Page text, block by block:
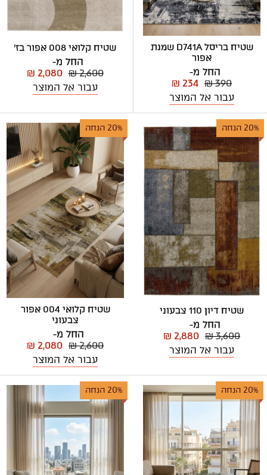
שטיח בריסל D741A שמנת
אפור
החל מ-
₪ 390
₪ 234
עבור אל המוצר
שטיח קלואי 008 אפור בז'
החל מ-
₪ 2,600
₪ 2,080
עבור אל המוצר
20% הנחה
שטיח דיון 110 צבעוני
החל מ-
₪ 3,600
₪ 2,880
עבור אל המוצר
20% הנחה
שטיח קלואי 004 אפור
צבעוני
החל מ-
₪ 2,600
₪ 2,080
עבור אל המוצר
20% הנחה 20% הנחה